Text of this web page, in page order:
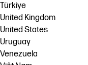
Türkiye
United Kingdom
United States
Uruguay
Venezuela